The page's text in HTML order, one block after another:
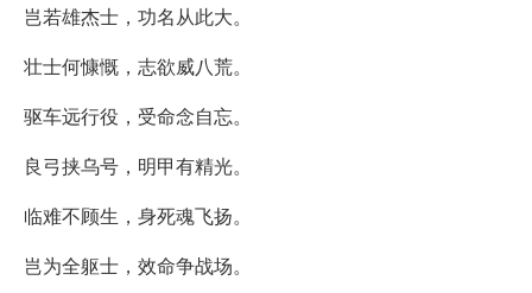
岂若雄杰士，功名从此大。
壮士何慷慨，志欲威八荒。
驱车远行役，受命念自忘。
良弓挟乌号，明甲有精光。
临难不顾生，身死魂飞扬。
岂为全躯士，效命争战场。